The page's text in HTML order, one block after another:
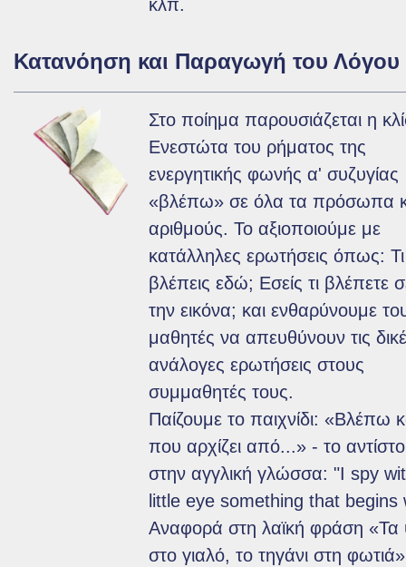
Ενημέρωση
Ποιοι είμαστε
Επικοινωνία
Όροι χρήσης
Υποστήριξη
κλπ.
Κατανόηση και Παραγωγή του Λόγου
Στο ποίημα παρουσιάζεται η
Ενεστώτα του ρήματος της
ενεργητικής φωνής α' συζυγίας
«βλέπω» σε όλα τα πρόσωπα
αριθμούς. Το αξιοποιούμε με
κατάλληλες ερωτήσεις όπως: Τι
βλέπεις εδώ; Εσείς τι βλέπετε
την εικόνα; και ενθαρύνουμε
μαθητές να απευθύνουν τις
ανάλογες ερωτήσεις στους
συμμαθητές τους.
Παίζουμε το παιχνίδι: «Βλέπω
που αρχίζει από...» - το
στην αγγλική γλώσσα: "I spy
little eye something that begins
Αναφορά στη λαϊκή φράση «Τα
στο γιαλό, το τηγάνι στη